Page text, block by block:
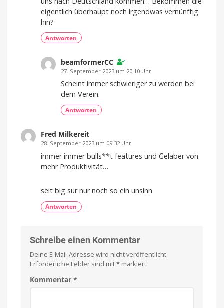
eigentlich überhaupt noch irgendwas vernünftig
hin?
Antworten
beamformerCC
27. September 2023 um 20:10 Uhr
Scheint immer schwieriger zu werden bei
dem Verein.
Antworten
Fred Milkereit
28. September 2023 um 09:32 Uhr
immer immer bulls**t features und Gelaber von
mehr Produktivität…
seit big sur nur noch so ein unsinn
Antworten
Schreibe einen Kommentar
Deine E-Mail-Adresse wird nicht veröffentlicht.
Erforderliche Felder sind mit* markiert
Kommentar *